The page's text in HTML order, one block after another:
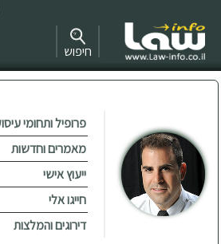
חיפוש
פרופיל ותחומי
מאמרים וחדשות
ייעוץ אישי
חייגו אלי
דירוגים והמלצות